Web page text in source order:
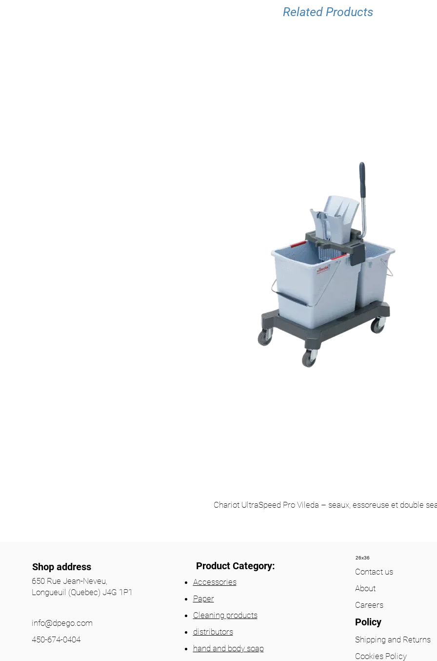
Related Products
Chariot UltraSpeed Pro Vileda – seaux, essoreuse et double
Shop address
650 Rue Jean-Neveu,
Longueuil (Quebec) J4G 1P1
info@dpego.com
450-674-0404
Product Category:
Accessories
Paper
Cleaning products
distributors
hand and body soap
26x36
Contact us
About
Careers
Policy
Shipping and Returns
Cookies Policy